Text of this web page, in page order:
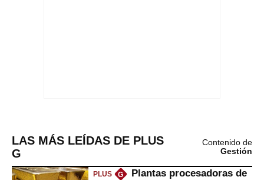
LAS MÁS LEÍDAS DE PLUS
G
Contenido de
Gestión
PLUS G
Plantas procesadoras de